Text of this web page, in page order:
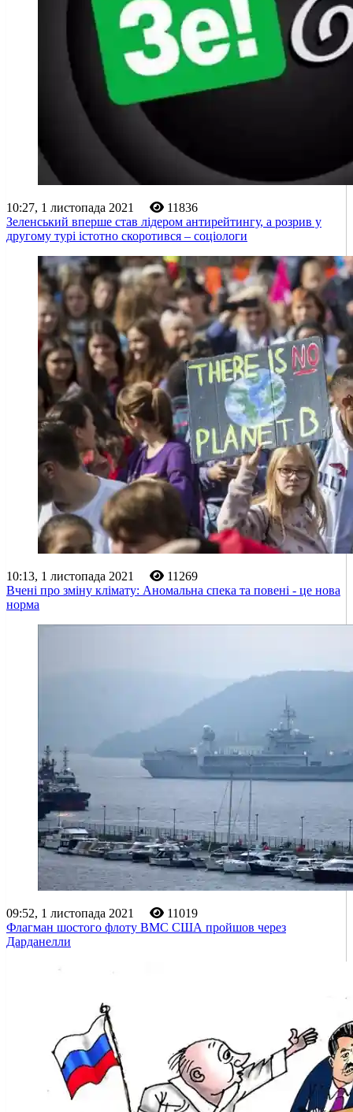
10:27, 1 листопада 2021
11836
Зеленський вперше став лідером антирейтингу, а розрив у
другому турі істотно скоротився – соціологи
10:13, 1 листопада 2021
11269
Вчені про зміну клімату: Аномальна спека та повені - це нова
норма
09:52, 1 листопада 2021
11019
Флагман шостого флоту ВМС США пройшов через
Дарданелли